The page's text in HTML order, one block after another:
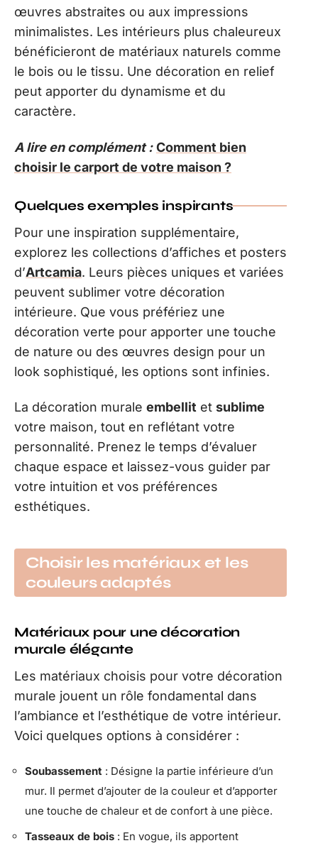
œuvres abstraites ou aux impressions
minimalistes. Les intérieurs plus chaleureux
bénéficieront de matériaux naturels comme
le bois ou le tissu. Une décoration en relief
peut apporter du dynamisme et du
caractère.
A lire en complément : Comment bien
choisir le carport de votre maison ?
Quelques exemples inspirants
Pour une inspiration supplémentaire,
explorez les collections d’affiches et posters
d’Artcamia. Leurs pièces uniques et variées
peuvent sublimer votre décoration
intérieure. Que vous préfériez une
décoration verte pour apporter une touche
de nature ou des œuvres design pour un
look sophistiqué, les options sont infinies.
La décoration murale embellit et sublime
votre maison, tout en reflétant votre
personnalité. Prenez le temps d’évaluer
chaque espace et laissez-vous guider par
votre intuition et vos préférences
esthétiques.
Choisir les matériaux et les
couleurs adaptés
Matériaux pour une décoration
murale élégante
Les matériaux choisis pour votre décoration
murale jouent un rôle fondamental dans
l’ambiance et l’esthétique de votre intérieur.
Voici quelques options à considérer :
Soubassement : Désigne la partie inférieure d’un
mur. Il permet d’ajouter de la couleur et d’apporter
une touche de chaleur et de confort à une pièce.
Tasseaux de bois : En vogue, ils apportent